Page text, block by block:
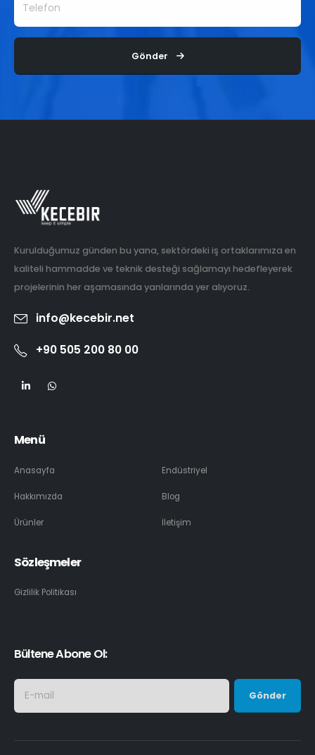
Gönder
Kurulduğumuz günden bu yana, sektördeki iş ortaklarımıza en
kaliteli hammadde ve teknik desteği sağlamayı hedefleyerek
projelerinin her aşamasında yanlarında yer alıyoruz.
info@kecebir.net
+90 505 200 80 00
Menü
Anasayfa
Hakkımızda
Ürünler
Endüstriyel
Blog
İletişim
Sözleşmeler
Gizlilik Politikası
Bültene Abone Ol: